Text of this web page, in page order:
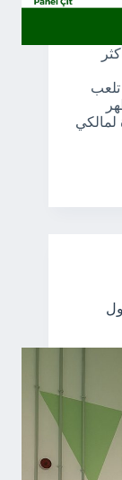
تلعب
لمالكي